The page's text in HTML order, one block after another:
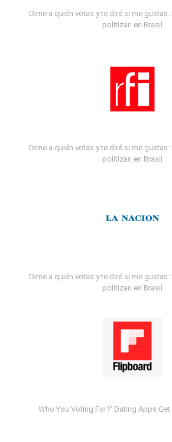
Dime a quién votas y te diré si me
politizan en Brasil
Dime a quién votas y te diré si me
politizan en Brasil
Dime a quién votas y te diré si me
politizan en Brasil
Who You Voting For?' Dating Apps Get